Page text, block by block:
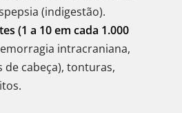
(indigestão).
(1 a 10 em cada 1.000
intracraniana,
de cabeça), tonturas,